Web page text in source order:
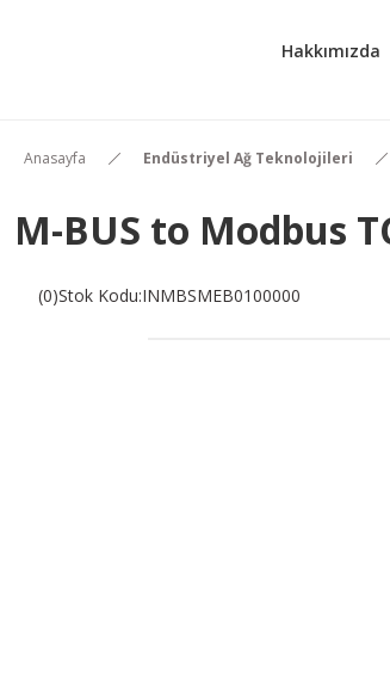
Hakkımızda
Anasayfa Endüstriyel Ağ Teknolojileri
M-BUS to Modbus
(0)Stok Kodu:INMBSMEB0100000